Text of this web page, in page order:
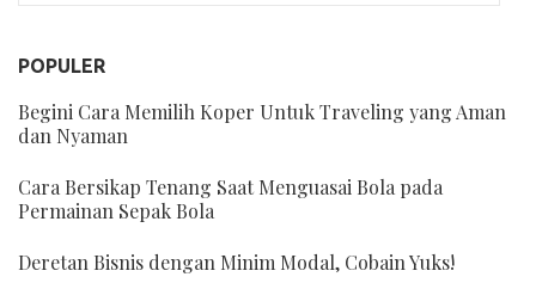
POPULER
Begini Cara Memilih Koper Untuk Traveling yang Aman
dan Nyaman
Cara Bersikap Tenang Saat Menguasai Bola pada
Permainan Sepak Bola
Deretan Bisnis dengan Minim Modal, Cobain Yuks!